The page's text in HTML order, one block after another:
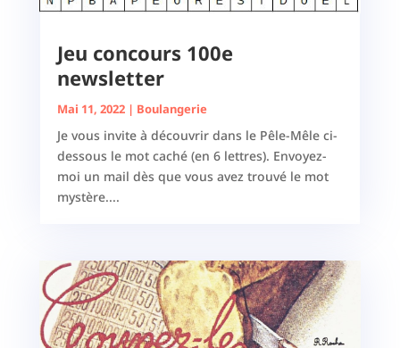
Jeu concours 100e
newsletter
Mai 11, 2022| Boulangerie
Je vous invite à découvrir dans le Pêle-Mêle ci-
dessous le mot caché (en 6 lettres). Envoyez-
moi un mail dès que vous avez trouvé le mot
mystère....